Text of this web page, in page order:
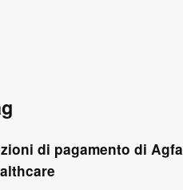
di pagamento di Agfa